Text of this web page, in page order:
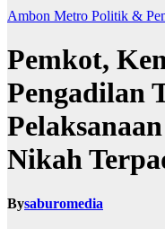
Ambon Metro Politik &
Pemkot,
Pengadilan
Nikah
Bysaburomedia